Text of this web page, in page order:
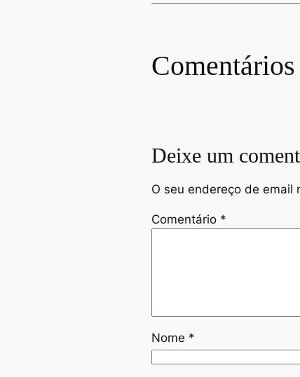
Comentários
Deixe um
O seu endereço de email
Comentário *
Nome *